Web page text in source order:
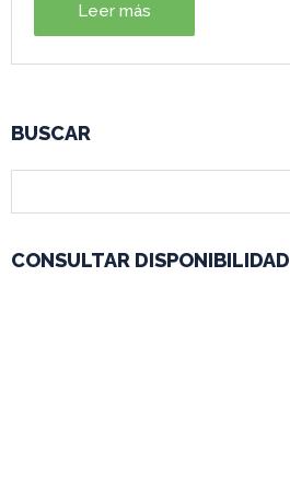
Leer más
BUSCAR
CONSULTAR DISPONIBILIDAD